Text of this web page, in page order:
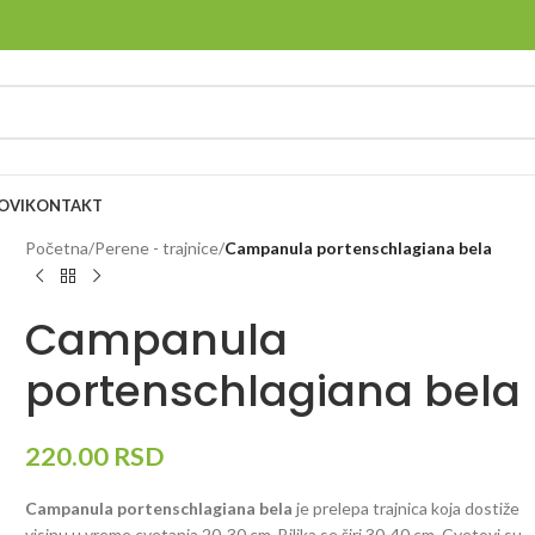
KONTAKT
Početna/Perene - trajnice/Campanula portenschlagiana bela
Campanula
portenschlagiana bela
220.00 RSD
Campanula portenschlagiana bela je prelepa trajnica koja dostiže